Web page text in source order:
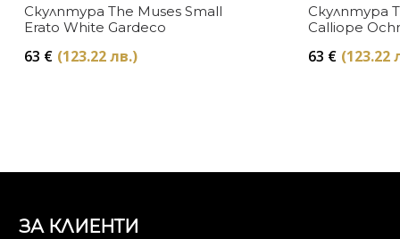
Скулптура The Muses Small
Erato White Gardeco
63 € (123.22 лв.)
Скулптура
Calliope
63 € (123.22
ЗА КЛИЕНТИ